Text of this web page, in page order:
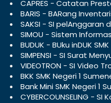
CAPRES - Catatan
BARIS - BARang
SAKSI - SI pelAnggaran
SIMOU - Sistem
BUDUK - BUku inDUK SMK
SIMPENSI - SI Surat
VIDEOTRON - SI Video
BKK SMK Negeri 1
Bank Mini SMK Negeri 1
CYBERCOUNSELING - SI